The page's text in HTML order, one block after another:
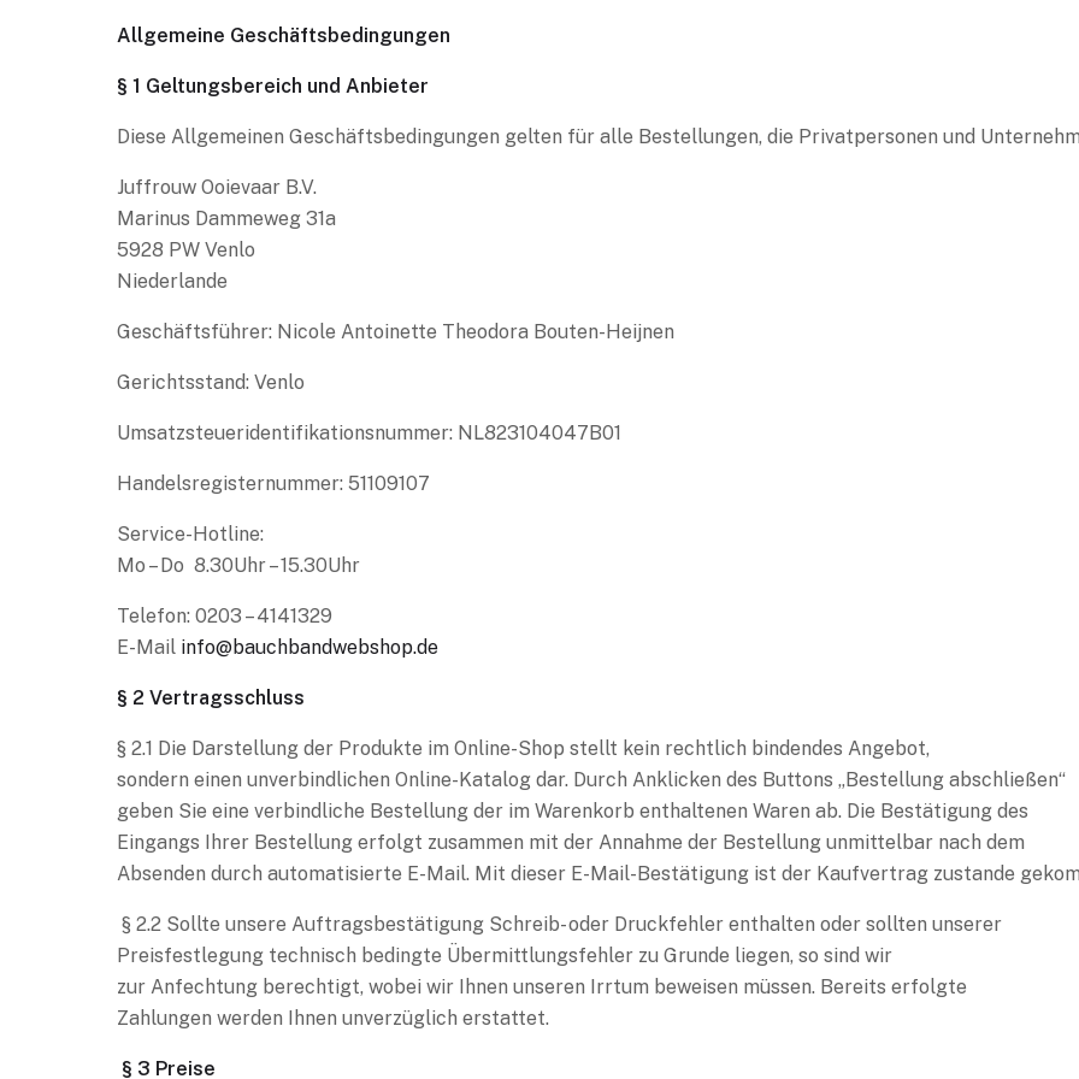
Allgemeine Geschäftsbedingungen
§ 1 Geltungsbereich und Anbieter
Diese Allgemeinen Geschäftsbedingungen gelten für alle Bestellungen, die Privatpersonen und
Juffrouw Ooievaar B.V.
Marinus Dammeweg 31a
5928 PW Venlo
Niederlande
Geschäftsführer: Nicole Antoinette Theodora Bouten-Heijnen
Gerichtsstand: Venlo
Umsatzsteueridentifikationsnummer: NL823104047B01
Handelsregisternummer: 51109107
Service-Hotline:
Mo – Do 8.30Uhr – 15.30Uhr
Telefon: 0203 – 4141329
E-Mail info@bauchbandwebshop.de
§ 2 Vertragsschluss
§ 2.1 Die Darstellung der Produkte im Online-Shop stellt kein rechtlich bindendes Angebot,
sondern einen unverbindlichen Online-Katalog dar. Durch Anklicken des Buttons „Bestellung abschließen“
geben Sie eine verbindliche Bestellung der im Warenkorb enthaltenen Waren ab. Die Bestätigung des
Eingangs Ihrer Bestellung erfolgt zusammen mit der Annahme der Bestellung unmittelbar nach dem
Absenden durch automatisierte E-Mail. Mit dieser E-Mail-Bestätigung ist der Kaufvertrag zustande
§ 2.2 Sollte unsere Auftragsbestätigung Schreib- oder Druckfehler enthalten oder sollten unserer
Preisfestlegung technisch bedingte Übermittlungsfehler zu Grunde liegen, so sind wir
zur Anfechtung berechtigt, wobei wir Ihnen unseren Irrtum beweisen müssen. Bereits erfolgte
Zahlungen werden Ihnen unverzüglich erstattet.
§ 3 Preise